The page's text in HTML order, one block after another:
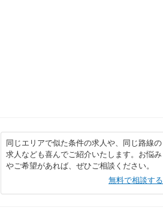
同じエリアで似た条件の求人や、同じ路線の
求人なども喜んでご紹介いたします。お悩み
やご希望があれば、ぜひご相談ください。
無料で相談する